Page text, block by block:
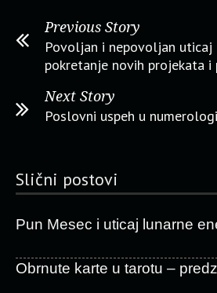
Previous Story
Povoljan i nepovoljan uticaj
pokretanje novih projekata i
Next Story
Poslovni uspeh u
Slični postovi
Pun Mesec i uticaj lunarne
Obrnute karte u tarotu –